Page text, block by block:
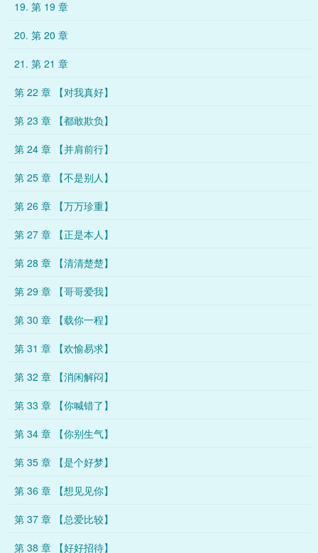
19. 第 19 章
20. 第 20 章
21. 第 21 章
第 22 章 【对我真好】
第 23 章 【都敢欺负】
第 24 章 【并肩前行】
第 25 章 【不是别人】
第 26 章 【万万珍重】
第 27 章 【正是本人】
第 28 章 【清清楚楚】
第 29 章 【哥哥爱我】
第 30 章 【载你一程】
第 31 章 【欢愉易求】
第 32 章 【消闲解闷】
第 33 章 【你喊错了】
第 34 章 【你别生气】
第 35 章 【是个好梦】
第 36 章 【想见见你】
第 37 章 【总爱比较】
第 38 章 【好好招待】